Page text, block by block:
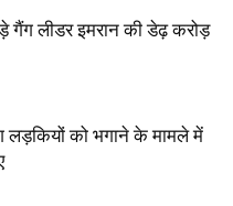
गैंग लीडर इमरान की डेढ़ करोड़
लड़कियों को भगाने के मामले में